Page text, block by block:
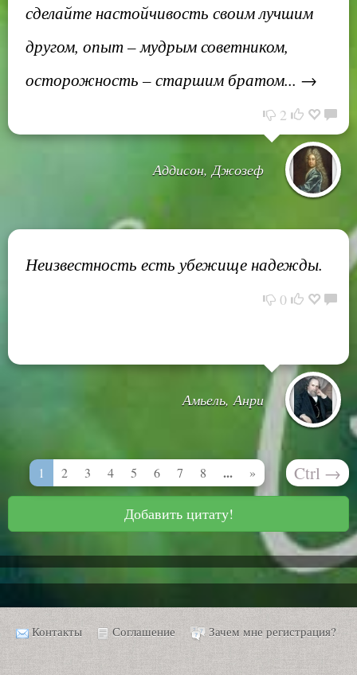
сделайте настойчивость своим лучшим
другом, опыт – мудрым советником,
осторожность – старшим братом... →
2
Аддисон, Джозеф
Неизвестность есть убежище надежды.
0
Амьель, Анри
1 2 3 4 5 6 7 8 ... » Ctrl →
Добавить цитату!
Контакты Соглашение Зачем мне регистрация?